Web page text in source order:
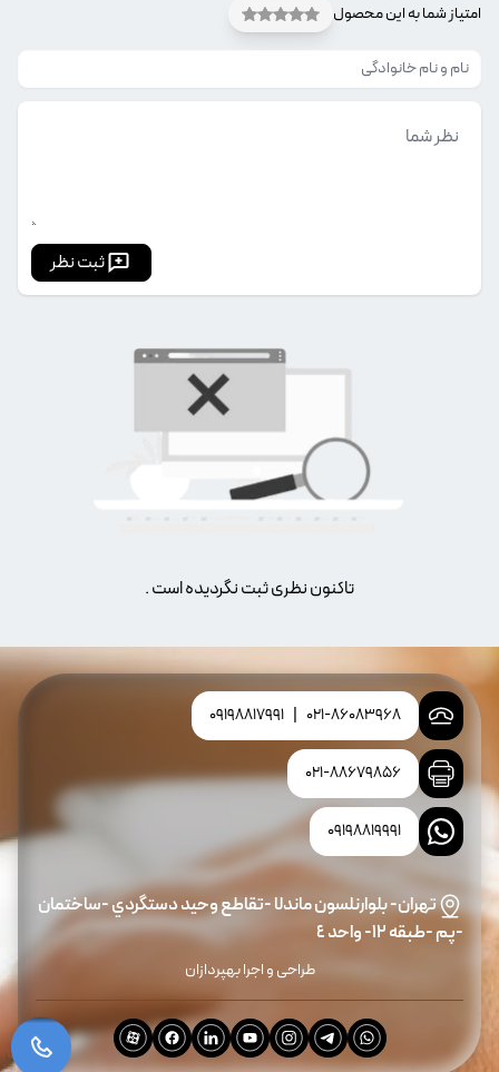
امتیاز شما به این محصول
ثبت نظر
تاکنون نظری ثبت نگردیده است .
021-86083968
09198817991
021-88679856
09198819991
تهران- بلوارنلسون ماندلا -تقاطع وحيد دستگردي -ساختمان
-پم -طبقه ١٢- واحد ٤
طراحی و اجرا بهپردازان